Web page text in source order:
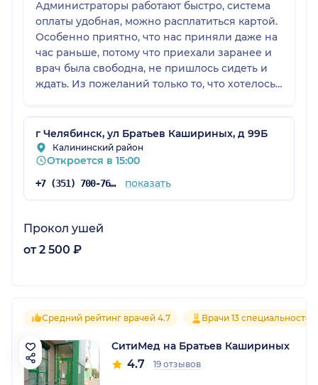
Администраторы работают быстро, система
оплаты удобная, можно расплатиться картой.
Особенно приятно, что нас приняли даже на
час раньше, потому что приехали заранее и
врач была свободна, не пришлось сидеть и
ждать. Из пожеланий только то, что хотелось
где-нибудь в коридоре, потому что сейчас
они находятся прямо в кабинете врача, и это
не очень удобно. В остальном клиникой
довольны.
г Челябинск, ул Братьев Кашириных, д 99Б
Калининский район
Откроется в 15:00
+7 (351) 700-76-06 показать
Прокол ушей
от 2 500 ₽
Средний рейтинг врачей 4.7 Врачи 13 специальностей
СитиМед на Братьев Кашириных
4.7 19 отзывов